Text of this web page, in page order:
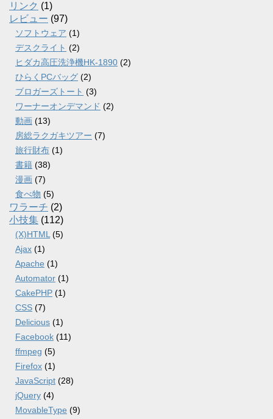
リンク (1)
レビュー (97)
ソフトウェア (1)
デスクライト (2)
ヒダカ高圧洗浄機HK-1890 (2)
ひらくPCバッグ (2)
ブロガーズトート (3)
ワーナーオンデマンド (2)
動画 (13)
房総ラクガキツアー (7)
旅行財布 (1)
書籍 (38)
漫画 (7)
食べ物 (5)
ワラーチ (2)
小技集 (112)
(X)HTML (5)
Ajax (1)
Apache (1)
Automator (1)
CakePHP (1)
CSS (7)
Delicious (1)
Facebook (11)
ffmpeg (5)
Firefox (1)
JavaScript (28)
jQuery (4)
MovableType (9)